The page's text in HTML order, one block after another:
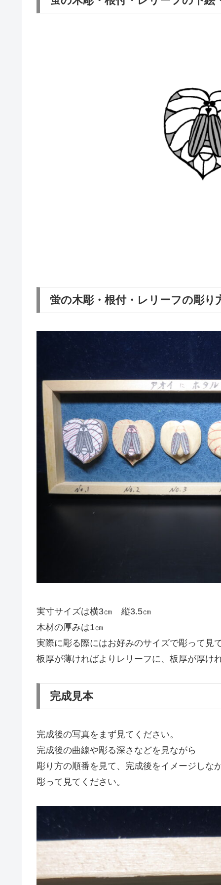
蛍の木彫・根付・レリーフの彫り
実寸サイズは横3㎝ 縦3.5㎝
木材の厚みは1㎝
実際に彫る際にはお好みのサイズで彫って見
板厚が薄ければよりレリーフに、板厚が厚け
完成見本
完成後の写真をまず見てください。
完成後の曲線や彫る深さなどを見ながら
彫り方の順番を見て、完成後をイメージしな
彫って見てください。